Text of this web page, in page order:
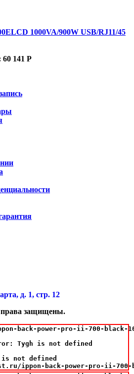
1000VA/900W USB/RJ11/45
60 141 Р
д. 1, стр. 12
права защищены.
back-power-pro-ii-700-black-
Tygh is not defined
is not defined
ippon-back-power-pro-ii-